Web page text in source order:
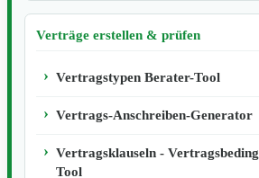
Verträge erstellen & prüfen
Vertragstypen Berater-Tool
Vertrags-Anschreiben-Generator
Vertragsklauseln -
Tool